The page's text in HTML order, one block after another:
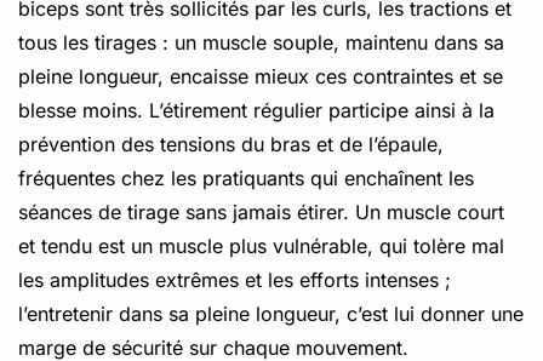
biceps sont très sollicités par les curls, les tractions et
tous les tirages : un muscle souple, maintenu dans sa
pleine longueur, encaisse mieux ces contraintes et se
blesse moins. L’étirement régulier participe ainsi à la
prévention des tensions du bras et de l’épaule,
fréquentes chez les pratiquants qui enchaînent les
séances de tirage sans jamais étirer. Un muscle court
et tendu est un muscle plus vulnérable, qui tolère mal
les amplitudes extrêmes et les efforts intenses ;
l’entretenir dans sa pleine longueur, c’est lui donner une
marge de sécurité sur chaque mouvement.